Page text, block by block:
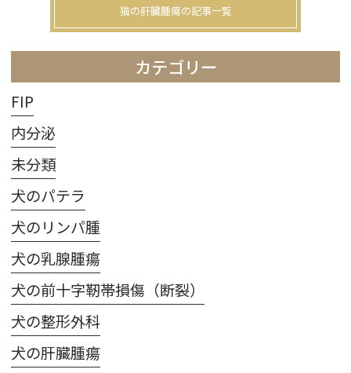
猫の肝臓腫瘍の記事一覧
カテゴリー
FIP
内分泌
未分類
犬のパテラ
犬のリンパ腫
犬の乳腺腫瘍
犬の前十字靭帯損傷（断裂）
犬の整形外科
犬の肝臓腫瘍